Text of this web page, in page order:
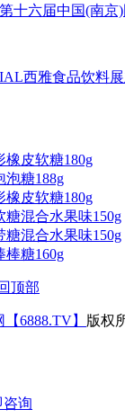
十六届中国(南
西雅食品饮料
橡皮软糖180g
泡糖188g
橡皮软糖180g
糖混合水果味150g
糖混合水果味150g
棒糖160g
顶部
6888.TV】 版权
咨询